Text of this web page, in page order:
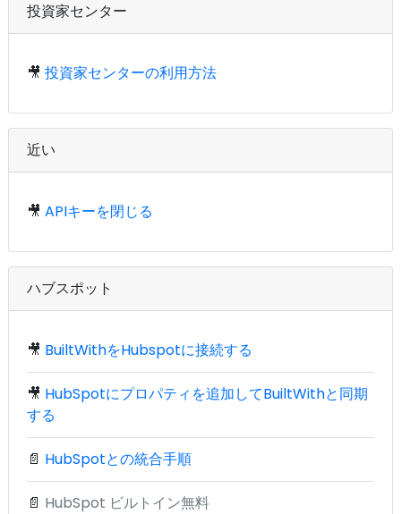
投資家センター
🎥 投資家センターの利用方法
近い
🎥 APIキーを閉じる
ハブスポット
🎥 BuiltWithをHubspotに接続する
🎥 HubSpotにプロパティを追加してBuiltWithと同期
する
📄 HubSpotとの統合手順
📄 HubSpot ビルトイン無料